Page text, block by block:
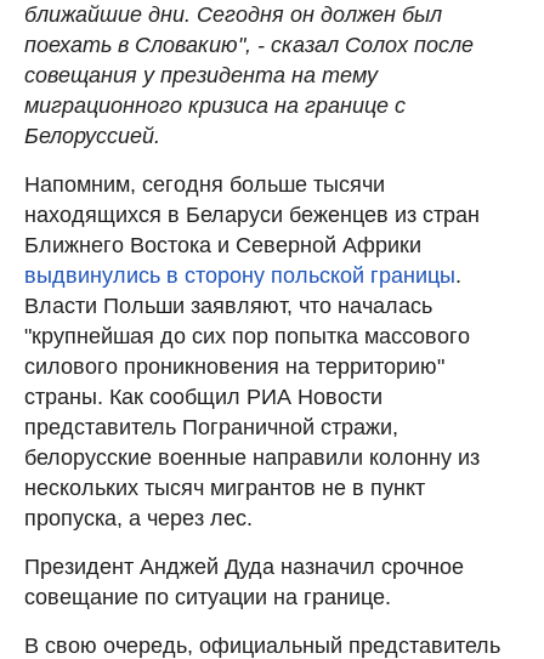
ближайшие дни. Сегодня он должен был
поехать в Словакию", - сказал Солох после
совещания у президента на тему
миграционного кризиса на границе с
Белоруссией.
Напомним, сегодня больше тысячи
находящихся в Беларуси беженцев из стран
Ближнего Востока и Северной Африки
выдвинулись в сторону польской границы.
Власти Польши заявляют, что началась
"крупнейшая до сих пор попытка массового
силового проникновения на территорию"
страны. Как сообщил РИА Новости
представитель Пограничной стражи,
белорусские военные направили колонну из
нескольких тысяч мигрантов не в пункт
пропуска, а через лес.
Президент Анджей Дуда назначил срочное
совещание по ситуации на границе.
В свою очередь, официальный представитель